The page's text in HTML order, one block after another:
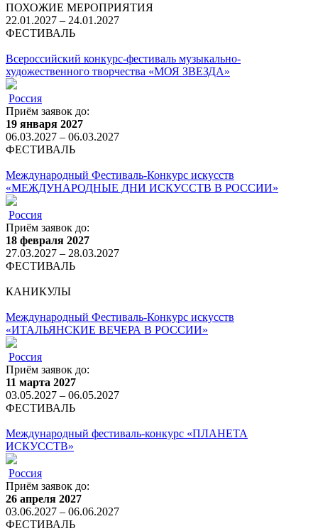
ПОХОЖИЕ МЕРОПРИЯТИЯ
22.01.2027 – 24.01.2027
ФЕСТИВАЛЬ
Всероссийский конкурс-фестиваль музыкально-
художественного творчества «МОЯ ЗВЕЗДА»
Россия
Приём заявок до:
19 января 2027
06.03.2027 – 06.03.2027
ФЕСТИВАЛЬ
Международный Фестиваль-Конкурс искусств
«МЕЖДУНАРОДНЫЕ ДНИ ИСКУССТВ В РОССИИ»
Россия
Приём заявок до:
18 февраля 2027
27.03.2027 – 28.03.2027
ФЕСТИВАЛЬ
КАНИКУЛЫ
Международный Фестиваль-Конкурс искусств
«ИТАЛЬЯНСКИЕ ВЕЧЕРА В РОССИИ»
Россия
Приём заявок до:
11 марта 2027
03.05.2027 – 06.05.2027
ФЕСТИВАЛЬ
Международный фестиваль-конкурс «ПЛАНЕТА
ИСКУССТВ»
Россия
Приём заявок до:
26 апреля 2027
03.06.2027 – 06.06.2027
ФЕСТИВАЛЬ